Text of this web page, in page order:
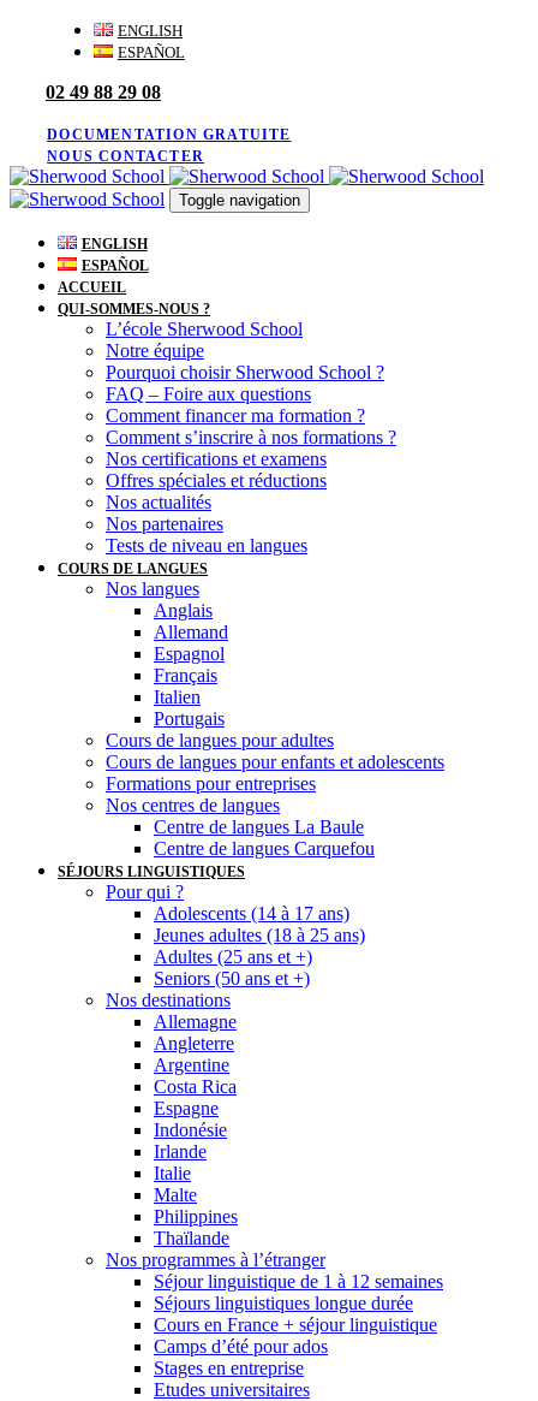
navigation
content
ENGLISH
ESPAÑOL
02 49 88 29 08
DOCUMENTATION GRATUITE
NOUS CONTACTER
Toggle navigation
ENGLISH
ESPAÑOL
ACCUEIL
QUI-SOMMES-NOUS ?
L’école Sherwood School
Notre équipe
Pourquoi choisir Sherwood School ?
FAQ – Foire aux questions
Comment financer ma formation ?
Comment s’inscrire à nos formations ?
Nos certifications et examens
Offres spéciales et réductions
Nos actualités
Nos partenaires
Tests de niveau en langues
COURS DE LANGUES
Nos langues
Anglais
Allemand
Espagnol
Français
Italien
Portugais
Cours de langues pour adultes
Cours de langues pour enfants et adolescents
Formations pour entreprises
Nos centres de langues
Centre de langues La Baule
Centre de langues Carquefou
SÉJOURS LINGUISTIQUES
Pour qui ?
Adolescents (14 à 17 ans)
Jeunes adultes (18 à 25 ans)
Adultes (25 ans et +)
Seniors (50 ans et +)
Nos destinations
Allemagne
Angleterre
Argentine
Costa Rica
Espagne
Indonésie
Irlande
Italie
Malte
Philippines
Thaïlande
Nos programmes à l’étranger
Séjour linguistique de 1 à 12 semaines
Séjours linguistiques longue durée
Cours en France + séjour linguistique
Camps d’été pour ados
Stages en entreprise
Etudes universitaires